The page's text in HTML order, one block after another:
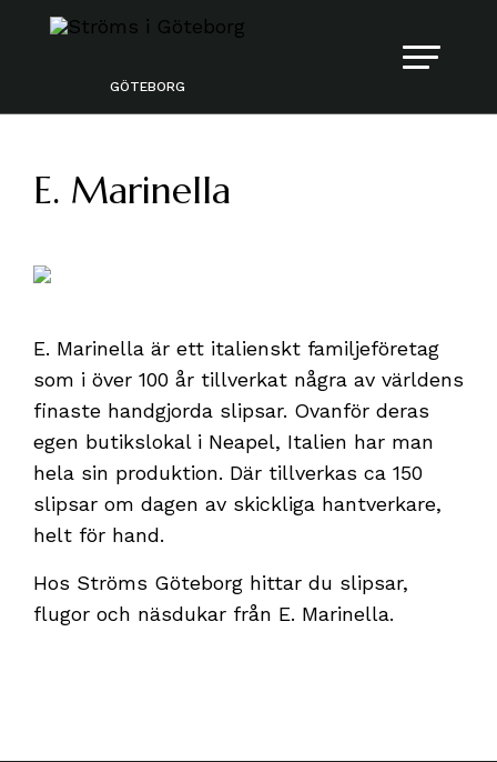
GÖTEBORG
E. Marinella
E. Marinella är ett italienskt familjeföretag
som i över 100 år tillverkat några av världens
finaste handgjorda slipsar. Ovanför deras
egen butikslokal i Neapel, Italien har man
hela sin produktion. Där tillverkas ca 150
slipsar om dagen av skickliga hantverkare,
helt för hand.
Hos Ströms Göteborg hittar du slipsar,
flugor och näsdukar från E. Marinella.